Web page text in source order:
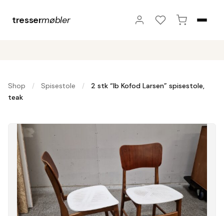
tressermøbler
Shop / Spisestole /
2 stk “Ib Kofod Larsen” spisestole,
teak